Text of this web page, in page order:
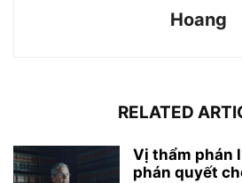
Hoang
RELATED
Vị thẩm phán
phán quyết